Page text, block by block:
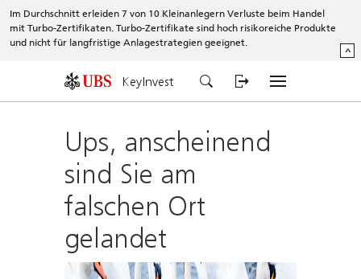
Im Durchschnitt erleiden 7 von 10 Kleinanlegern Verluste beim Handel
mit Turbo-Zertifikaten. Turbo-Zertifikate sind hoch risikoreiche Produkte
und nicht für langfristige Anlagestrategien geeignet.
^
KeyInvest
Ups, anscheinend
sind Sie am
falschen Ort
gelandet